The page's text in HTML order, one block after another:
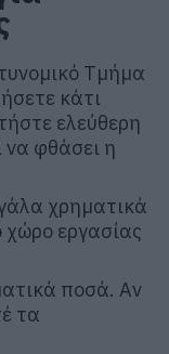
Τµήµα
κάτι
ελεύθερη
να φθάσει η
χρηµατικά
χώρο εργασίας
ποσά. Αν
τα